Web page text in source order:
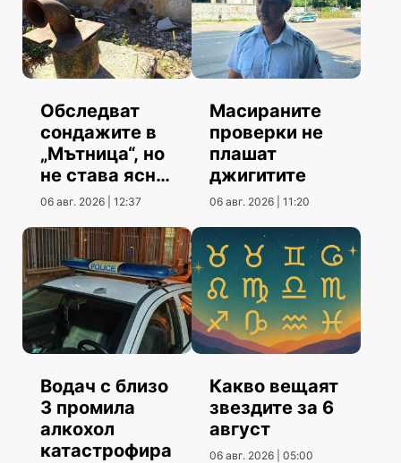
Обследват
сондажите в
„Мътница“, но
не става ясно
кога
06 авг. 2026 | 12:37
Масираните
проверки не
плашат
джигитите
06 авг. 2026 | 11:20
Водач с близо
3 промила
алкохол
катастрофира
Какво вещаят
звездите за 6
август
06 авг. 2026 | 05:00